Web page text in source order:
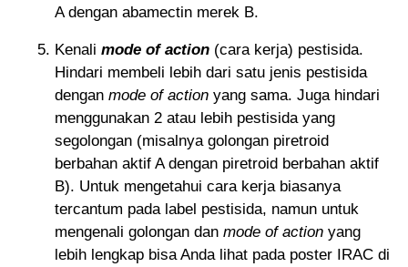
A dengan abamectin merek B.
Kenali mode of action (cara kerja) pestisida.
Hindari membeli lebih dari satu jenis pestisida
dengan mode of action yang sama. Juga hindari
menggunakan 2 atau lebih pestisida yang
segolongan (misalnya golongan piretroid
berbahan aktif A dengan piretroid berbahan aktif
B). Untuk mengetahui cara kerja biasanya
tercantum pada label pestisida, namun untuk
mengenali golongan dan mode of action yang
lebih lengkap bisa Anda lihat pada poster IRAC di